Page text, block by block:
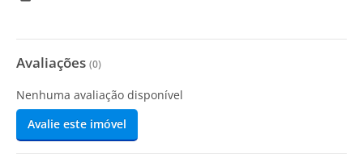
Avaliações (0)
Nenhuma avaliação disponível
Avalie este imóvel